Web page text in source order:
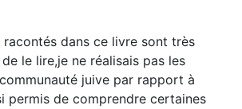
racontés dans ce livre sont très
le lire,je ne réalisais pas les
juive par rapport à
permis de comprendre certaines